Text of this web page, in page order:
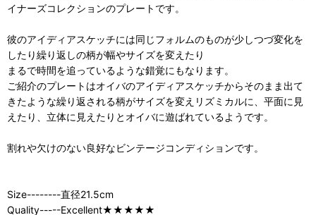
イナーズコレクションのプレートです。
彼のアイディアスケッチには同じフォルムのものが少しつづ変化を
したり繰り返しの柄が幅やサイズを変えたり
まるで時間を追っているような錯覚にもなります。
ご紹介のプレートはオイバのアイディアスケッチからそのまま出て
きたような繰り返される柄がサイズを変えリズミカルに、平面に見
えたり、立体に見えたりとオイバに遊ばれているようです。
割れや欠けのない良好なビンテージコンディションです。
Size--------直径21.5cm
Quality-----Excellent★★★★★